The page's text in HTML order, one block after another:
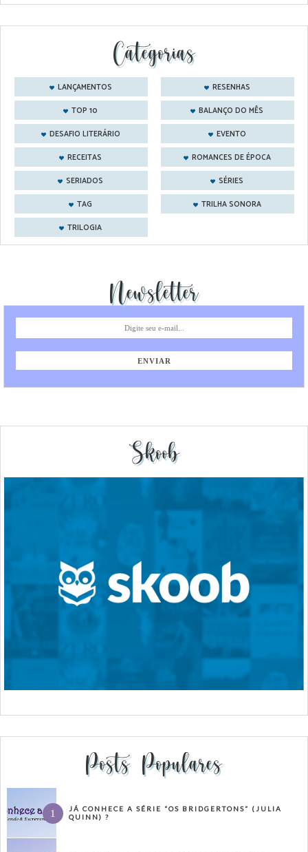
Categorias
LANÇAMENTOS
RESENHAS
TOP 10
BALANÇO DO MÊS
DESAFIO LITERÁRIO
EVENTO
RECEITAS
ROMANCES DE ÉPOCA
SERIADOS
SÉRIES
TAG
TRILHA SONORA
TRILOGIA
Newsletter
Skoob
Posts Populares
JÁ CONHECE A SÉRIE “OS BRIDGERTONS” (JULIA
QUINN) ?